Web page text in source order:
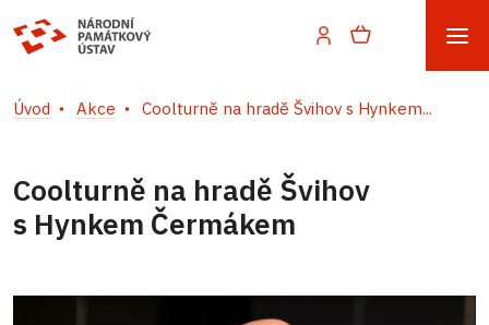
Úvod Akce Coolturně na hradě Švihov s Hynkem...
Coolturně na hradě Švihov
s Hynkem Čermákem